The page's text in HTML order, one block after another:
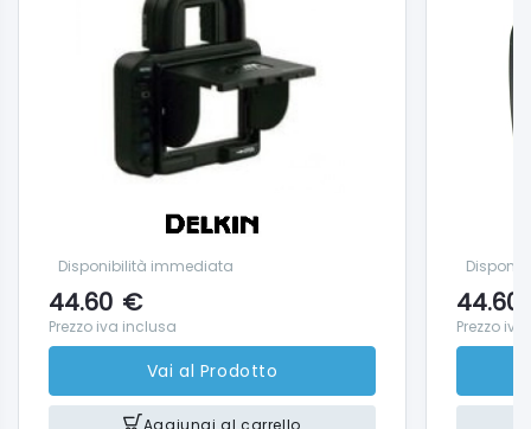
Disponibilità immediata
44.60 €
Prezzo iva inclusa
Vai al Prodotto
Aggiungi al carrello
44.60
Prezzo